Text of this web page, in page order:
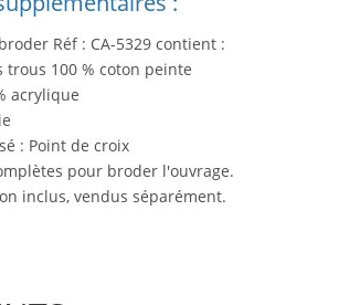
Réf : CA-5329 contient :
trous 100 % coton peinte
acrylique
: Point de croix
pour broder l'ouvrage.
inclus, vendus séparément.